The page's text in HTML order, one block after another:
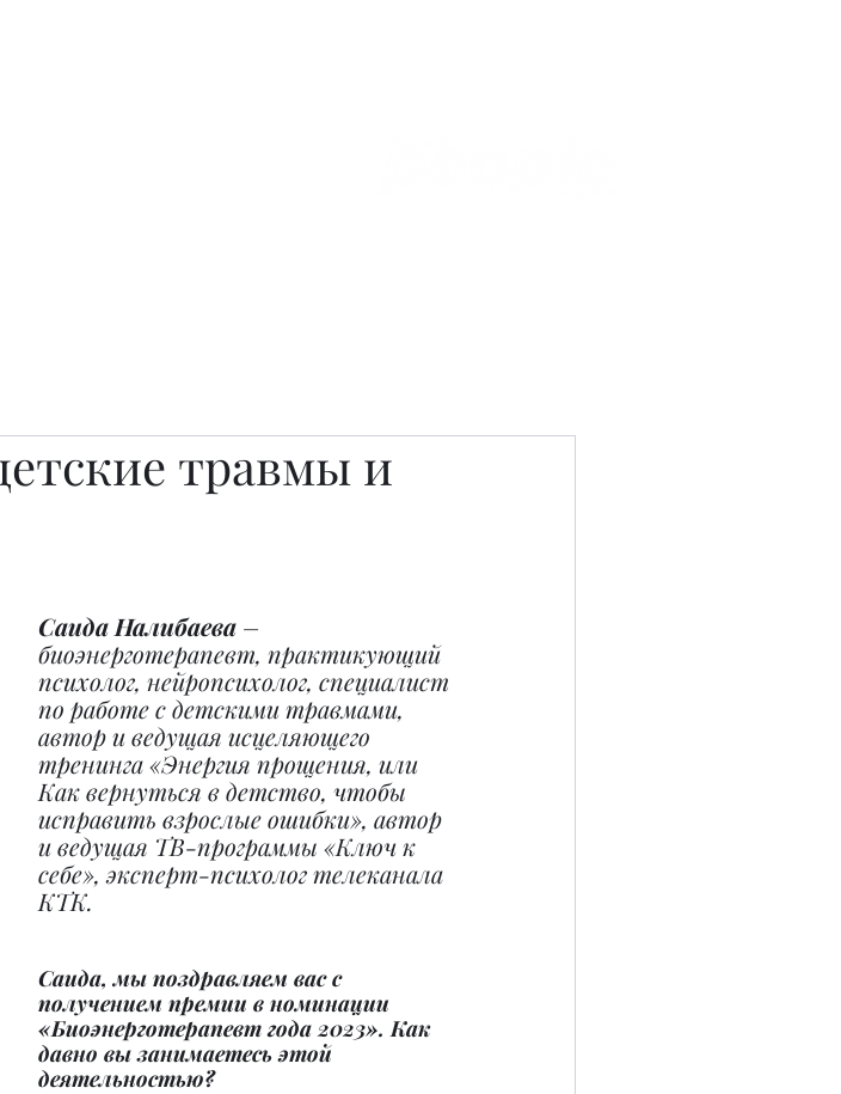
травмы и
Саида Налибаева –
биоэнерготерапевт, практикующий
психолог, нейропсихолог, специалист
по работе с детскими травмами,
автор и ведущая исцеляющего
тренинга «Энергия прощения, или
Как вернуться в детство, чтобы
исправить взрослые ошибки», автор
и ведущая ТВ-программы «Ключ к
себе», эксперт-психолог телеканала
КТК.
Саида, мы поздравляем вас с
получением премии в номинации
«Биоэнерготерапевт года 2023». Как
давно вы занимаетесь этой
деятельностью?